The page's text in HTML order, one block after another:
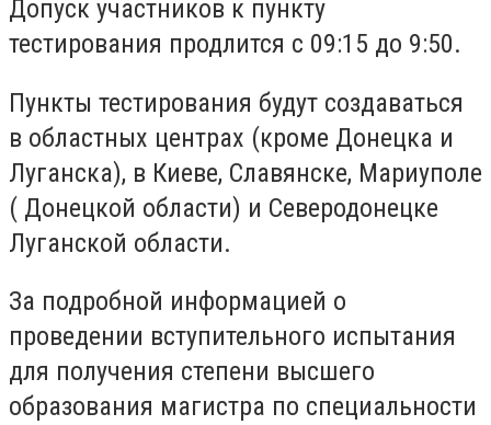
Допуск участников к пункту
тестирования продлится с 09:15 до 9:50.
Пункты тестирования будут создаваться
в областных центрах (кроме Донецка и
Луганска), в Киеве, Славянске, Мариуполе
( Донецкой области) и Северодонецке
Луганской области.
За подробной информацией о
проведении вступительного испытания
для получения степени высшего
образования магистра по специальности